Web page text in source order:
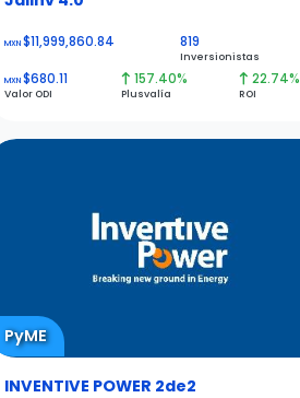
MXN$11,999,860.84 819
Inversionistas
MXN$680.11
Valor ODI
157.40%
Plusvalía
22.74%
ROI
PyME
INVENTIVE POWER 2de2